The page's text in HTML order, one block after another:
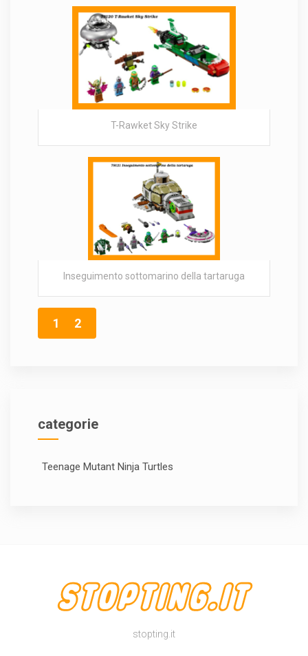
T-Rawket Sky Strike
Inseguimento sottomarino della tartaruga
1 2
categorie
Teenage Mutant Ninja Turtles
stopting.it